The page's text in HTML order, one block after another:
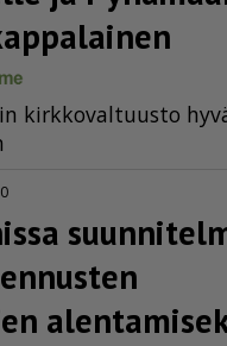
kirk­ko­val­tuus­to